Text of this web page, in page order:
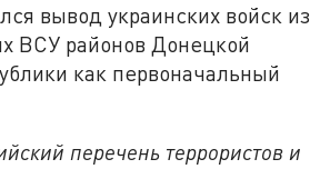
вывод украинских войск из
ВСУ районов Донецкой
как первоначальный
перечень террористов и